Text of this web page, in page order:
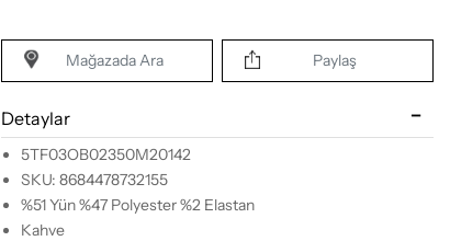
Mağazada Ara Paylaş
Detaylar
5TF03OB02350M20142
SKU: 8684478732155
%51 Yün %47 Polyester %2 Elastan
Kahve